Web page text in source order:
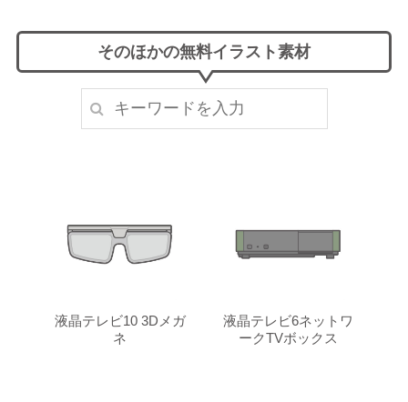
そのほかの無料イラスト素材
液晶テレビ10 3Dメガ
ネ
液晶テレビ6ネットワ
ークTVボックス